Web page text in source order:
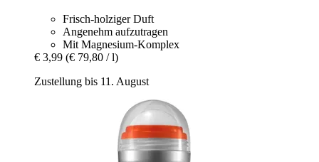
Frisch-holziger Duft
Angenehm aufzutragen
Mit Magnesium-Komplex
€ 3,99 (€ 79,80 / l)
Zustellung bis 11. August